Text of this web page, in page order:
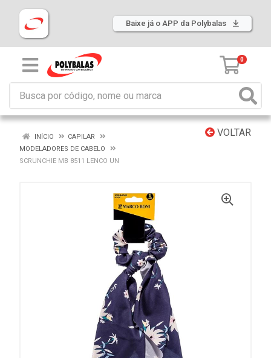
Baixe já o APP da Polybalas
0
VOLTAR
INÍCIO
CAPILAR
MODELADORES DE CABELO
SCRUNCHIE MB 8511 LENCO UN